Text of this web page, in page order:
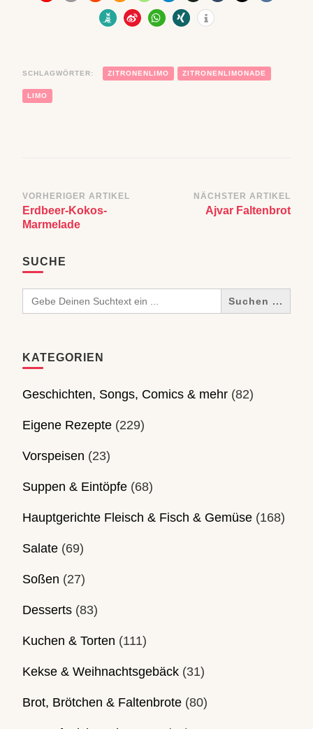
SCHLAGWÖRTER: ZITRONENLIMO ZITRONENLIMONADE
LIMO
Beitragsnavigation
VORHERIGER ARTIKEL
Erdbeer-Kokos-
Marmelade
NÄCHSTER ARTIKEL
Ajvar Faltenbrot
SUCHE
Search
for:
KATEGORIEN
Geschichten, Songs, Comics & mehr (82)
Eigene Rezepte (229)
Vorspeisen (23)
Suppen & Eintöpfe (68)
Hauptgerichte Fleisch & Fisch & Gemüse (168)
Salate (69)
Soßen (27)
Desserts (83)
Kuchen & Torten (111)
Kekse & Weihnachtsgebäck (31)
Brot, Brötchen & Faltenbrote (80)